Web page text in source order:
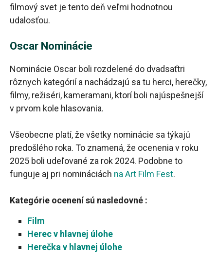
filmový svet je tento deň veľmi hodnotnou
udalosťou.
Oscar Nominácie
Nominácie Oscar boli rozdelené do dvadsaťtri
rôznych kategórií a nachádzajú sa tu herci, herečky,
filmy, režiséri, kameramani, ktorí boli najúspešnejší
v prvom kole hlasovania.
Všeobecne platí, že všetky nominácie sa týkajú
predošlého roka. To znamená, že ocenenia v roku
2025 boli udeľované za rok 2024. Podobne to
funguje aj pri nomináciách na Art Film Fest.
Kategórie ocenení sú nasledovné :
Film
Herec v hlavnej úlohe
Herečka v hlavnej úlohe